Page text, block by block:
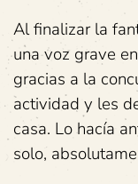
Al finalizar la
una voz grave
gracias a la
actividad y les
casa. Lo hacía
solo,